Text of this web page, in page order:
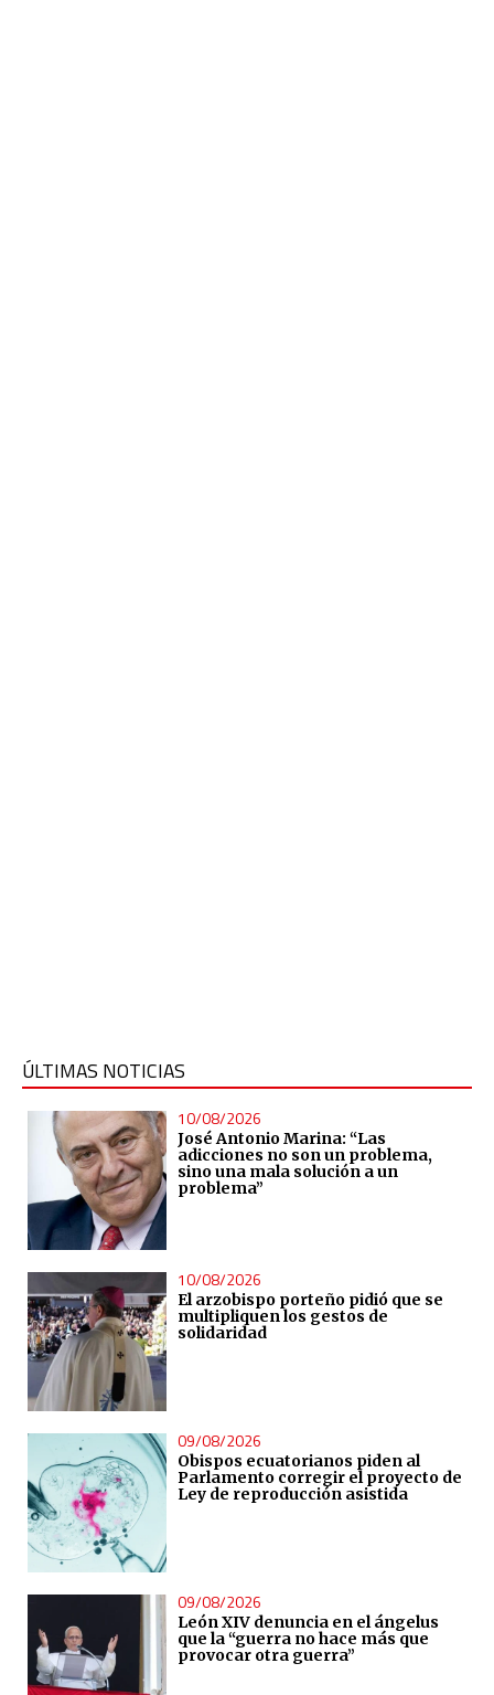
ÚLTIMAS NOTICIAS
10/08/2026
José Antonio Marina: “Las
adicciones no son un problema,
sino una mala solución a un
problema”
10/08/2026
El arzobispo porteño pidió que se
multipliquen los gestos de
solidaridad
09/08/2026
Obispos ecuatorianos piden al
Parlamento corregir el proyecto de
Ley de reproducción asistida
09/08/2026
León XIV denuncia en el ángelus
que la “guerra no hace más que
provocar otra guerra”